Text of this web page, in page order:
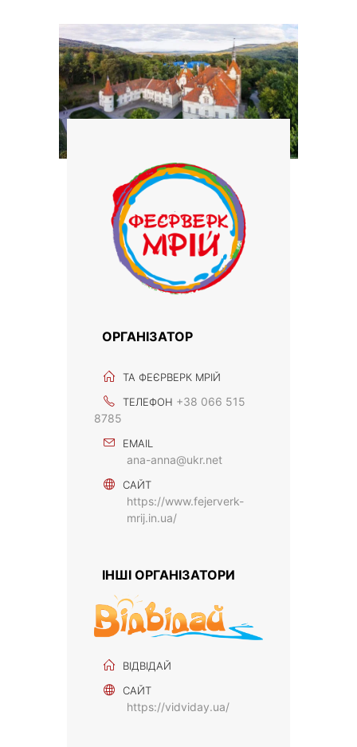
ОРГАНІЗАТОР
ТА ФЕЄРВЕРК МРІЙ
ТЕЛЕФОН +38 066 515
8785
EMAIL
ana-anna@ukr.net
САЙТ
https://www.fejerverk-
mrij.in.ua/
ІНШІ ОРГАНІЗАТОРИ
ВІДВІДАЙ
САЙТ
https://vidviday.ua/